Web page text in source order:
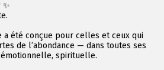
a été conçue pour celles et ceux qui
de l’abondance — dans toutes ses
spirituelle.